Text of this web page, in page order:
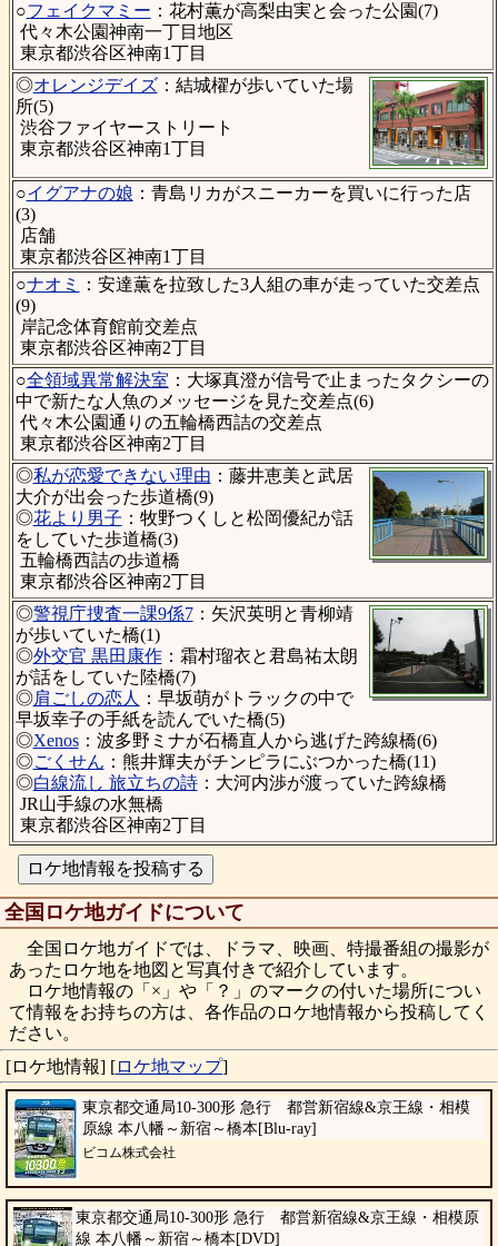
○フェイクマミー ：花村薫が高梨由実と会った公園(7)
代々木公園神南一丁目地区
東京都渋谷区神南1丁目
◎オレンジデイズ：結城櫂が歩いていた場
所(5)
渋谷ファイヤーストリート
東京都渋谷区神南1丁目
○イグアナの娘 ：青島リカがスニーカーを買いに行った店
(3)
店舗
東京都渋谷区神南1丁目
○ナオミ
：安達薫を拉致した3人組の車が走っていた交差点
(9)
岸記念体育館前交差点
東京都渋谷区神南2丁目
○全領域異常解決室 ：大塚真澄が信号で止まったタクシーの
中で新たな人魚のメッセージを見た交差点(6)
代々木公園通りの五輪橋西詰の交差点
東京都渋谷区神南2丁目
◎私が恋愛できない理由 ：藤井恵美と武居
大介が出会った歩道橋(9)
◎花より男子 ：牧野つくしと松岡優紀が話
をしていた歩道橋(3)
五輪橋西詰の歩道橋
東京都渋谷区神南2丁目
◎警視庁捜査一課9係7：矢沢英明と青柳靖
が歩いていた橋(1)
◎外交官 黒田康作：霜村瑠衣と君島祐太朗
が話をしていた陸橋(7)
◎肩ごしの恋人
：早坂萌がトラックの中で
早坂幸子の手紙を読んでいた橋(5)
◎Xenos：波多野ミナが石橋直人から逃げた跨線橋(6)
◎ごくせん ：熊井輝夫がチンピラにぶつかった橋(11)
◎白線流し 旅立ちの詩：大河内渉が渡っていた跨線橋
JR山手線の水無橋
東京都渋谷区神南2丁目
全国ロケ地ガイドについて
全国ロケ地ガイドでは、ドラマ、映画、特撮番組の撮影が
あったロケ地を地図と写真付きで紹介しています。
ロケ地情報の「×」や「？」のマークの付いた場所につい
て情報をお持ちの方は、各作品のロケ地情報から投稿してく
ださい。
[ロケ地情報] [ロケ地マップ]
東京都交通局10-300形 急行 都営新宿線&京王線・相模
原線 本八幡～新宿～橋本[Blu-ray]
ビコム株式会社
東京都交通局10-300形 急行 都営新宿線&京王線・相模原
線 本八幡～新宿～橋本[DVD]